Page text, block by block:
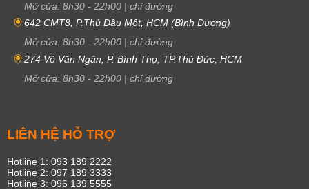
Mở cửa: 8h30 - 22h00 | chỉ đường
642 CMT8, P.Thủ Dầu Một, HCM (Bình Dương)
Mở cửa: 8h30 - 22h00 | chỉ đường
274 Võ Văn Ngân, P. Bình Thọ, TP.Thủ Đức, HCM
Mở cửa: 8h30 - 22h00 | chỉ đường
LIÊN HỆ HỖ TRỢ
Hotline 1: 093 189 2222
Hotline 2: 097 189 3333
Hotline 3: 096 139 5555